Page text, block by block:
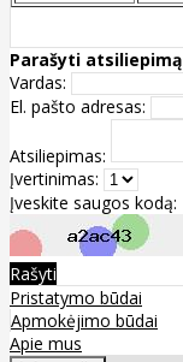
Parašyti atsiliepimą
Vardas:
El. pašto adresas:
Atsiliepimas:
Įvertinimas:
Įveskite saugos kodą:
Rašyti
Pristatymo būdai
Apmokėjimo būdai
Apie mus